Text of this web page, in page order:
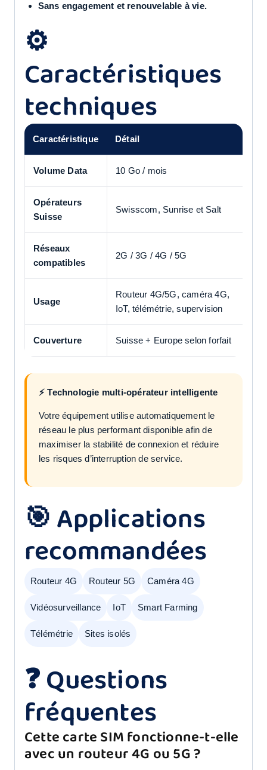
Sans engagement et renouvelable à vie.
⚙️
Caractéristiques
techniques
Caractéristique Détail
Volume Data 10 Go / mois
Opérateurs
Suisse
Swisscom, Sunrise et Salt
Réseaux
compatibles
2G / 3G / 4G / 5G
Usage
Routeur 4G/5G, caméra 4G,
IoT, télémétrie, supervision
Couverture Suisse + Europe selon forfait
⚡ Technologie multi-opérateur intelligente
Votre équipement utilise automatiquement le
réseau le plus performant disponible afin de
maximiser la stabilité de connexion et réduire
les risques d’interruption de service.
🎯 Applications
recommandées
Routeur 4G Routeur 5G Caméra 4G
Vidéosurveillance IoT Smart Farming
Télémétrie Sites isolés
❓ Questions
fréquentes
Cette carte SIM fonctionne-t-elle
avec un routeur 4G ou 5G ?